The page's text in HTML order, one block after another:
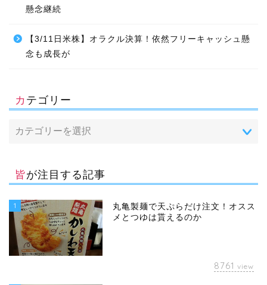
懸念継続
【3/11日米株】オラクル決算！依然フリーキャッシュ懸
念も成長が
カテゴリー
皆が注目する記事
1
丸亀製麺で天ぷらだけ注文！オスス
メとつゆは貰えるのか
8761 view